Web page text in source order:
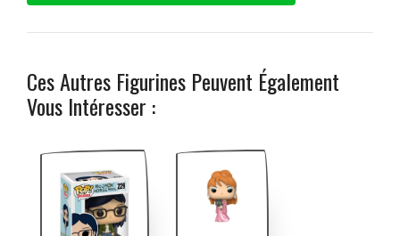
Ces Autres Figurines Peuvent Également
Vous Intéresser :